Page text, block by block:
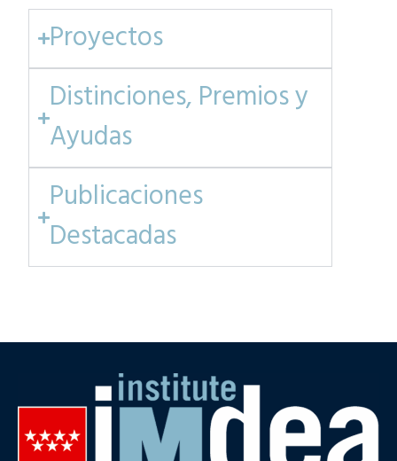
Proyectos
Distinciones, Premios y
Ayudas
Publicaciones
Destacadas